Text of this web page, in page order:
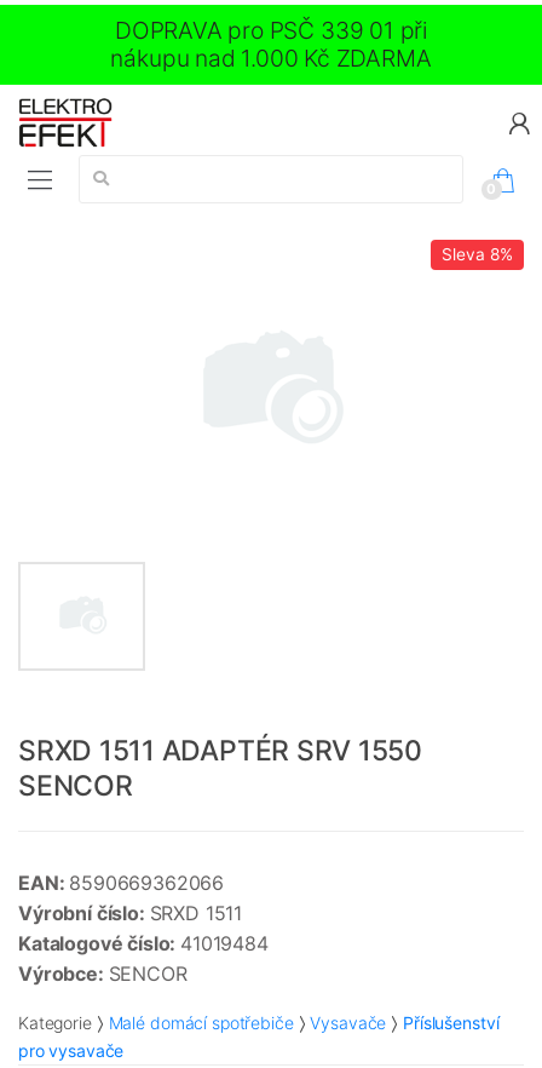
DOPRAVA pro PSČ 339 01 při
nákupu nad 1.000 Kč ZDARMA
Vyhledávání:
0
Sleva 8%
SRXD 1511 ADAPTÉR SRV 1550
SENCOR
EAN: 8590669362066
Výrobní číslo: SRXD 1511
Katalogové číslo: 41019484
Výrobce: SENCOR
Kategorie Malé domácí spotřebiče Vysavače
Příslušenství
pro vysavače